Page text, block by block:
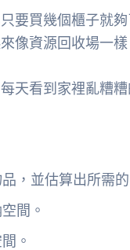
要買幾個櫃子就
像資源回收場一樣
天看到家裡亂糟
，並估算出所需的
間。
。